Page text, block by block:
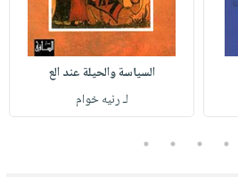
السياسة والحيلة عند الع
لـ رنيه خوام
2
3
4
5